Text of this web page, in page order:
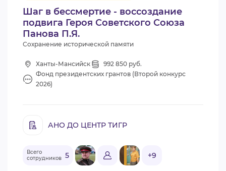
ВИДЕОКУРСЫ
Шаг в бессмертие - воссоздание
подвига Героя Советского Союза
Панова П.Я.
Сохранение исторической памяти
Ханты-Мансийск
992 850 руб.
Фонд президентских грантов (Второй конкурс
2026)
АНО ДО ЦЕНТР ТИГР
Всего
сотрудников 5 +9